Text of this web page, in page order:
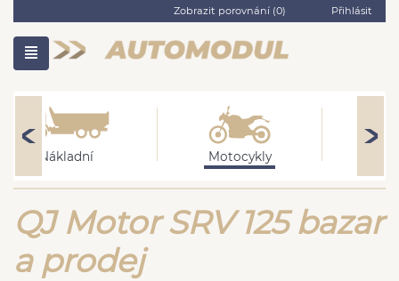
Zobrazit porovnání (0) Přihlásit
Nákladní Motocykly
QJ Motor SRV 125 bazar
a prodej